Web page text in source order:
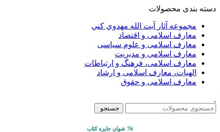
دسته بندی محصولات
مجموعه آثار آيت الله مهدوي كني
معارف اسلامی و اقتصاد
معارف اسلامی و علوم سیاسی
معارف اسلامی و مدیریت
معارف اسلامی، فرهنگ و ارتباطات
الهیات، معارف اسلامی و ارشاد
معارف اسلامی و حقوق
جستجو
76 عنوان جایزه کتاب